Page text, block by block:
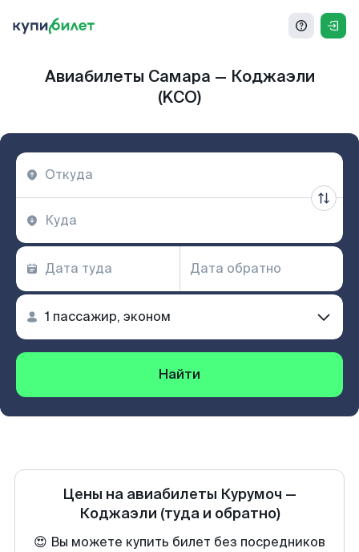
Авиабилеты Самара — Коджаэли
(KCO)
Найти
Цены на авиабилеты Курумоч —
Коджаэли (туда и обратно)
😍 Вы можете купить билет без посредников